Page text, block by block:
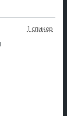
1 спикер